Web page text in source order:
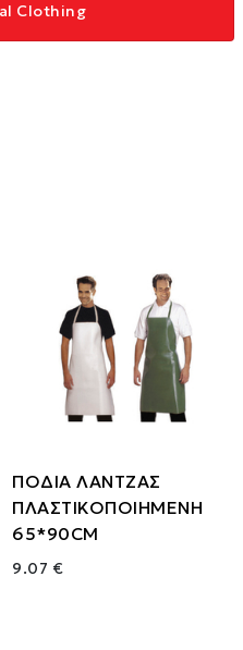
Clothing
ΠΟΔΙΑ ΛΑΝΤΖΑΣ
ΠΛΑΣΤΙΚΟΠΟΙΗΜΕΝΗ
65*90CM
9.07 €